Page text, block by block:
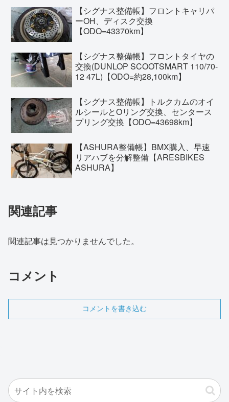
【シグナス整備帳】フロントキャリパ
ーOH、ディスク交換
【ODO=43370km】
【シグナス整備帳】フロントタイヤの
交換(DUNLOP SCOOTSMART 110/70-
12 47L)【ODO=約28,100km】
【シグナス整備帳】トルクカムのオイ
ルシールとOリング交換、センタース
プリング交換【ODO=43698km】
【ASHURA整備帳】BMX購入、早速
リアハブを分解整備【ARESBIKES
ASHURA】
関連記事
関連記事は見つかりませんでした。
コメント
コメントを書き込む